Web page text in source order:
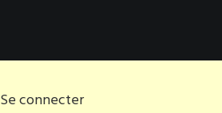
Se connecter